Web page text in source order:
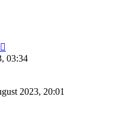
03:34
2023, 20:01